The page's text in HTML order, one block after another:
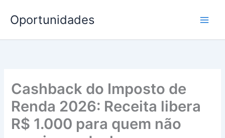
para
conteúdo
Oportunidades
Cashback do Imposto de
Renda 2026: Receita libera
R$ 1.000 para quem não